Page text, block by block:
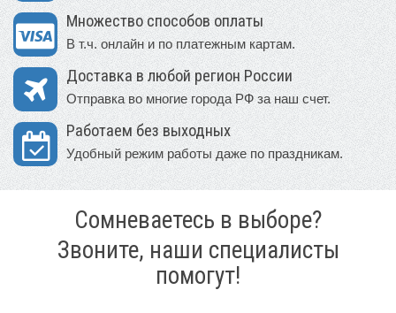
Множество способов оплаты
В т.ч. онлайн и по платежным картам.
Доставка в любой регион России
Отправка во многие города РФ за наш счет.
Работаем без выходных
Удобный режим работы даже по праздникам.
Сомневаетесь в выборе?
Звоните, наши специалисты
помогут!